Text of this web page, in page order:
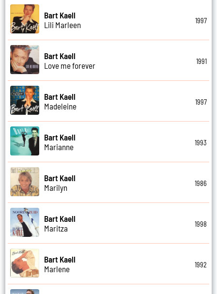
Bart Kaell
Lili Marleen
1997
Bart Kaell
Love me forever
1991
Bart Kaell
Madeleine
1997
Bart Kaell
Marianne
1993
Bart Kaell
Marilyn
1986
Bart Kaell
Maritza
1998
Bart Kaell
Marlene
1992